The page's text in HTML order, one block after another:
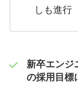
しも進行
新卒エンジ
の採用目標